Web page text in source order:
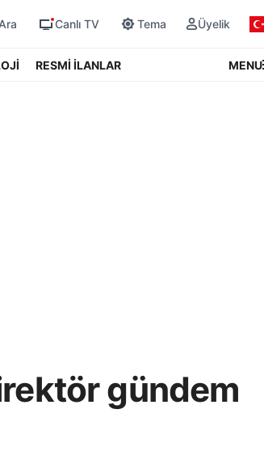
Ara Canlı TV Tema Üyelik
RESMİ İLANLAR MENU
gündem